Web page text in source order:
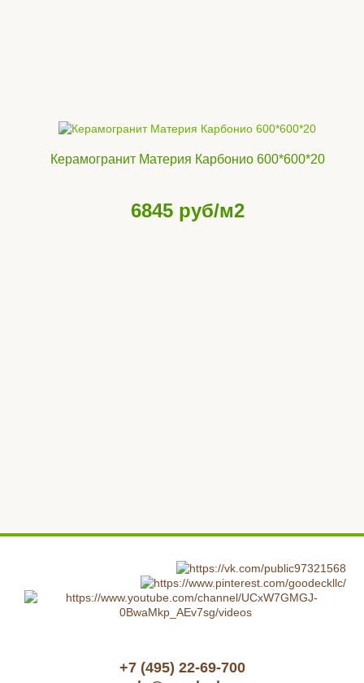
Керамогранит Материя Карбонио 600*600*20
6845 руб/м2
+7 (495) 22-69-700